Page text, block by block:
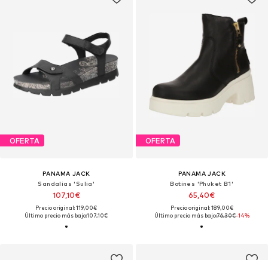
OFERTA
PANAMA JACK
Sandalias 'Sulia'
107,10€
Precio original: 119,00€
Último precio más bajo:107,10€
OFERTA
PANAMA JACK
Botines 'Phuket B1'
65,40€
Precio original: 189,00€
Último precio más bajo:76,30€-14%